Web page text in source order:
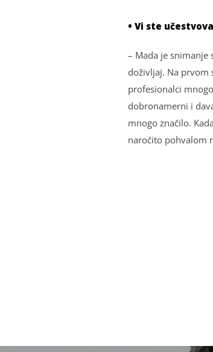
• Vi ste
– Mada je
doživlјaj. Na
profesionalci
dobronamerni i
mnogo značilo.
naročito pohvalom